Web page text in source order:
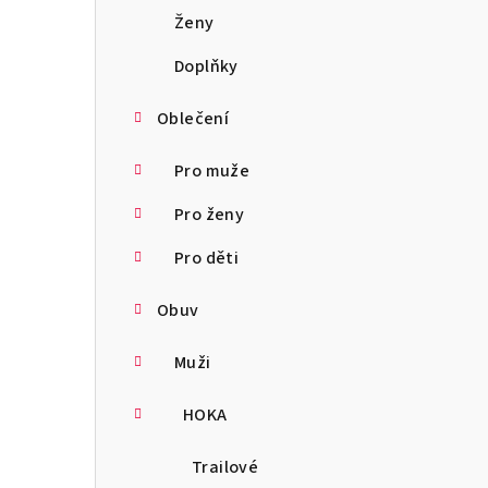
Ženy
Doplňky
Oblečení
Pro muže
Pro ženy
Pro děti
Obuv
Muži
HOKA
Trailové